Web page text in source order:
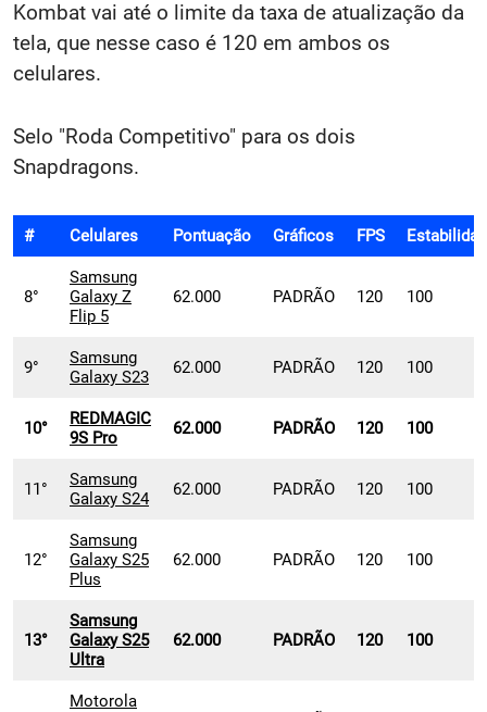
Kombat vai até o limite da taxa de atualização da
tela, que nesse caso é 120 em ambos os
celulares.
Selo "Roda Competitivo" para os dois
Snapdragons.
# Celulares Pontuação Gráficos FPS
8°
Samsung
Galaxy Z
Flip 5
62.000 PADRÃO 120 100
9°
Samsung
Galaxy S23
62.000 PADRÃO 120 100
10°
REDMAGIC
9S Pro
62.000 PADRÃO 120 100
11°
Samsung
Galaxy S24
62.000 PADRÃO 120 100
12°
Samsung
Galaxy S25
Plus
62.000 PADRÃO 120 100
13°
Samsung
Galaxy S25
Ultra
62.000 PADRÃO 120 100
Motorola